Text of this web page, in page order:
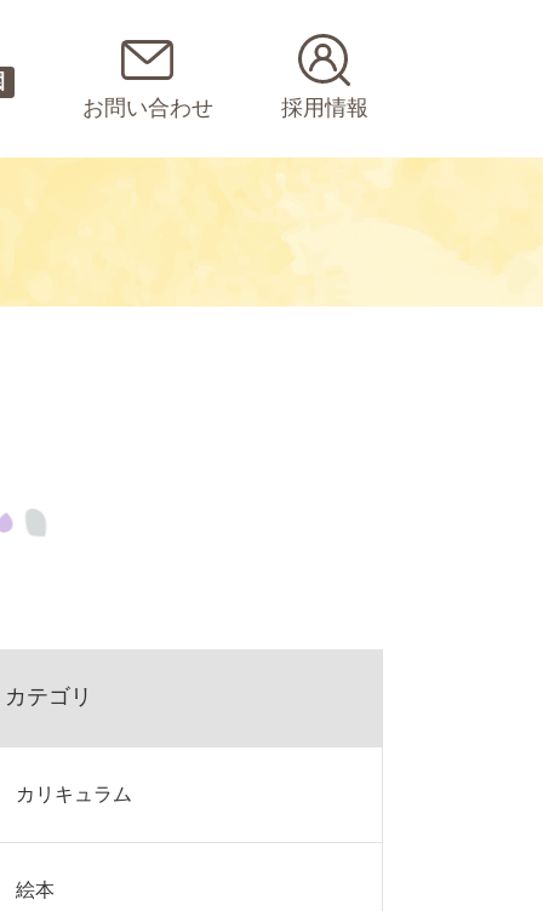
お問い合わせ 採用情報
カテゴリ
カリキュラム
絵本